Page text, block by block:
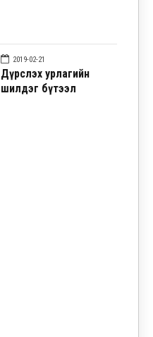
2019-02-21
Дүрслэх урлагийн
шилдэг бүтээл